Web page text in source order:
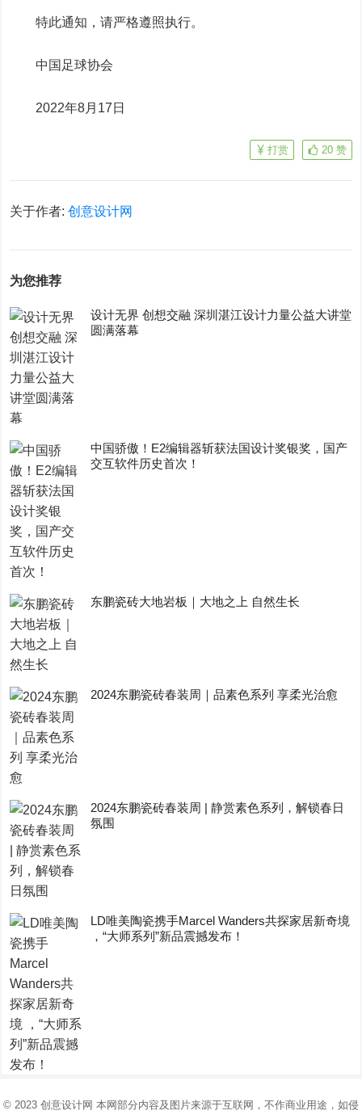
特此通知，请严格遵照执行。
中国足球协会
2022年8月17日
20 赞
打赏
关于作者:创意设计网
为您推荐
设计无界 创想交融 深圳湛江设计力量公益大讲堂
圆满落幕
中国骄傲！E2编辑器斩获法国设计奖银奖，国产
交互软件历史首次！
东鹏瓷砖大地岩板｜大地之上 自然生长
2024东鹏瓷砖春装周｜品素色系列 享柔光治愈
2024东鹏瓷砖春装周 | 静赏素色系列，解锁春日
氛围
LD唯美陶瓷携手Marcel Wanders共探家居新奇境
，“大师系列”新品震撼发布！
© 2023 创意设计网 本网部分内容及图片来源于互联网，不作商业用途，如侵